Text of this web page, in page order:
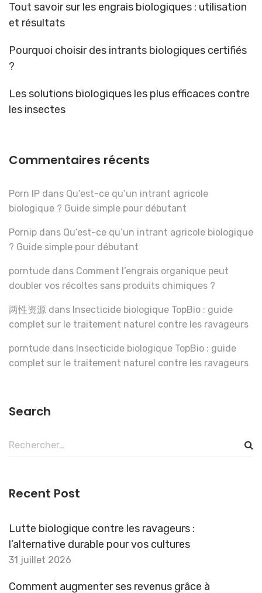
Tout savoir sur les engrais biologiques : utilisation
et résultats
Pourquoi choisir des intrants biologiques certifiés
?
Les solutions biologiques les plus efficaces contre
les insectes
Commentaires récents
Porn IP dans Qu’est-ce qu’un intrant agricole
biologique ? Guide simple pour débutant
Pornip dans Qu’est-ce qu’un intrant agricole biologique
? Guide simple pour débutant
porntude dans Comment l’engrais organique peut
doubler vos récoltes sans produits chimiques ?
两性资源 dans Insecticide biologique TopBio : guide
complet sur le traitement naturel contre les ravageurs
porntude dans Insecticide biologique TopBio : guide
complet sur le traitement naturel contre les ravageurs
Search
Rechercher :
Recent Post
Lutte biologique contre les ravageurs :
l’alternative durable pour vos cultures
31 juillet 2026
Comment augmenter ses revenus grâce à